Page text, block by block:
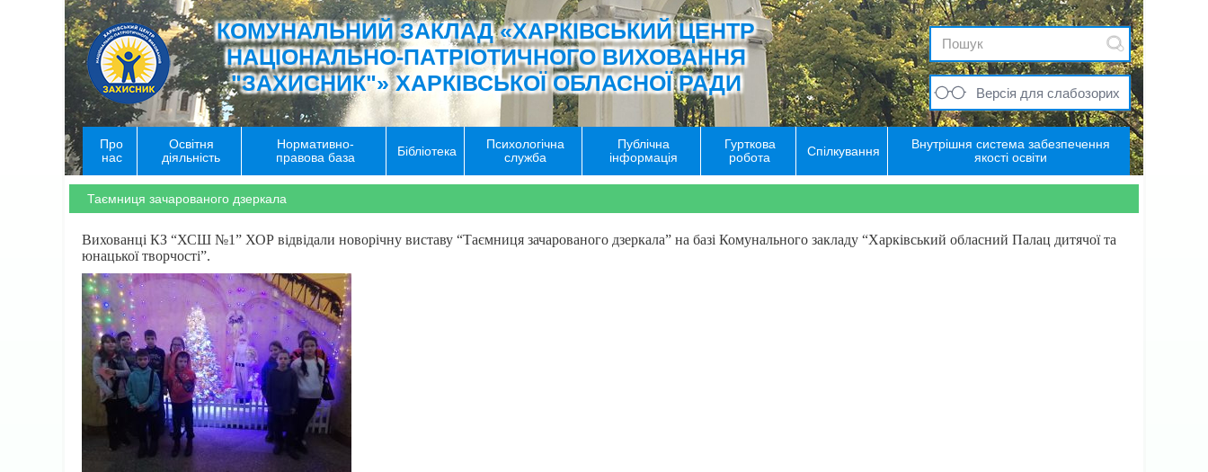
КОМУНАЛЬНИЙ ЗАКЛАД «ХАРКІВСЬКИЙ ЦЕНТР
НАЦІОНАЛЬНО-ПАТРІОТИЧНОГО ВИХОВАННЯ
"ЗАХИСНИК"» ХАРКІВСЬКОЇ ОБЛАСНОЇ РАДИ
Версія для слабозорих
Про
нас
Освітня
діяльність
Нормативно-
правова база
Бібліотека
Психологічна
служба
Публічна
інформація
Гурткова
робота
Спілкування
Внутрішня система забезпечення
якості освіти
Таємниця зачарованого дзеркала
Вихованці КЗ “ХСШ №1” ХОР відвідали новорічну виставу “Таємниця зачарованого дзеркала” на базі Комунального закладу “Харківський обласний Палац дитячої та
юнацької творчості”.